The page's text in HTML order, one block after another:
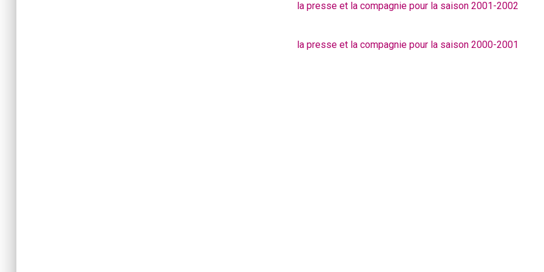
la presse et la compagnie pour la saison 2001-2002
la presse et la compagnie pour la saison 2000-2001